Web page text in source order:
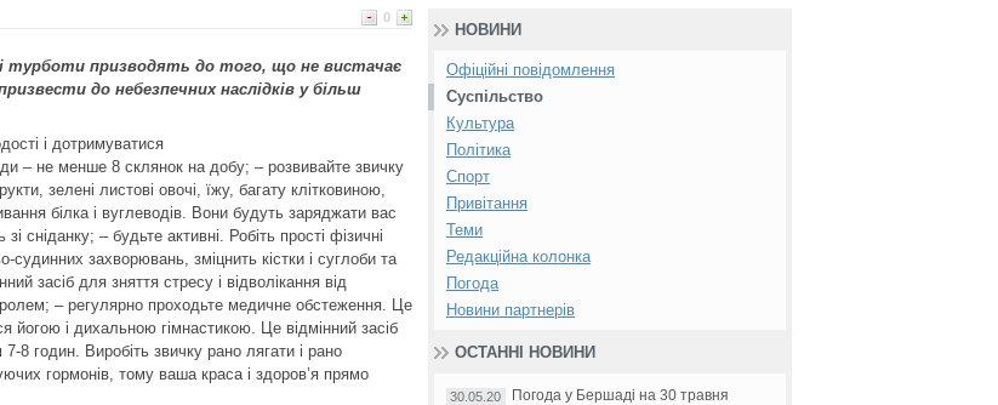
0
призводять до того, що не вистачає
до небезпечних наслідків у більш
і дотримуватися
– не менше 8 склянок на добу; – розвивайте звичку
зелені листові овочі, їжу, багату клітковиною,
білка і вуглеводів. Вони будуть заряджати вас
сніданку; – будьте активні. Робіть прості фізичні
захворювань, зміцнить кістки і суглоби та
засіб для зняття стресу і відволікання від
– регулярно проходьте медичне обстеження. Це
йогою і дихальною гімнастикою. Це відмінний засіб
8 годин. Виробіть звичку рано лягати і рано
гормонів, тому ваша краса і здоров’я прямо
НОВИНИ
Офіційні повідомлення
Суспільство
Культура
Політика
Спорт
Привітання
Теми
Редакційна колонка
Погода
Новини партнерів
ОСТАННІ НОВИНИ
30.05.20 Погода у Бершаді на 30 травня